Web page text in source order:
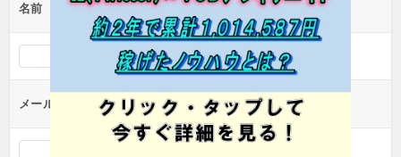
ー
シ
ョ
ン
名前
メール（公開されません）